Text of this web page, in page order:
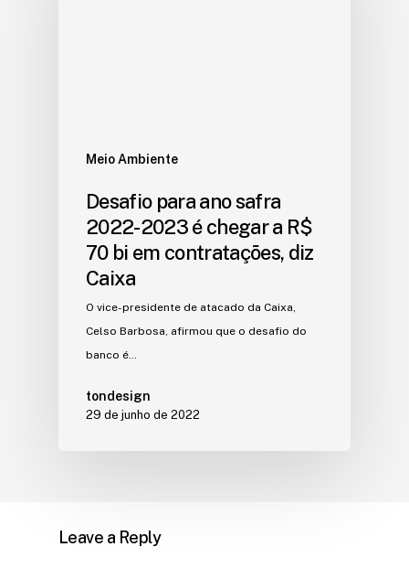
Meio Ambiente
Desafio para ano safra
2022-2023 é chegar a R$
70 bi em contratações, diz
Caixa
O vice-presidente de atacado da Caixa,
Celso Barbosa, afirmou que o desafio do
banco é…
tondesign
29 de junho de 2022
Leave a Reply